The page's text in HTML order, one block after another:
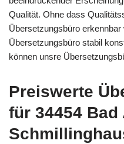
Qualität. Ohne dass
Übersetzungsbüro
Übersetzungsbüro stabil
können unsre
Preiswerte
für 34454 Bad